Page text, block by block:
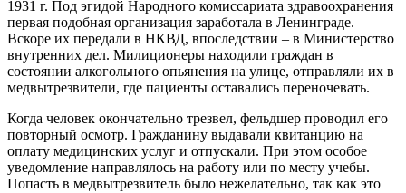
1931 г. Под эгидой Народного комиссариата здравоохранения
первая подобная организация заработала в Ленинграде.
Вскоре их передали в НКВД, впоследствии – в Министерство
внутренних дел. Милиционеры находили граждан в
состоянии алкогольного опьянения на улице, отправляли их в
медвытрезвители, где пациенты оставались переночевать.
Когда человек окончательно трезвел, фельдшер проводил его
повторный осмотр. Гражданину выдавали квитанцию на
оплату медицинских услуг и отпускали. При этом особое
уведомление направлялось на работу или по месту учебы.
Попасть в медвытрезвитель было нежелательно, так как это